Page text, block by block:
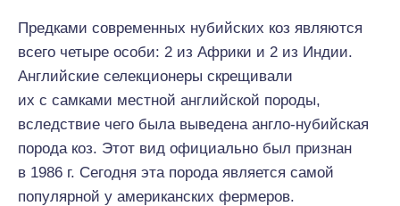
Предками современных нубийских коз являются
всего четыре особи: 2 из Африки и 2 из Индии.
Английские селекционеры скрещивали
их с самками местной английской породы,
вследствие чего была выведена англо-нубийская
порода коз. Этот вид официально был признан
в 1986 г. Сегодня эта порода является самой
популярной у американских фермеров.